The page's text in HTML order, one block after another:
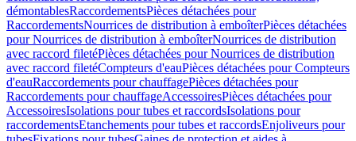
démontablesRaccordementsPièces détachées pour
RaccordementsNourrices de distribution à emboîterPièces détachées
pour Nourrices de distribution à emboîterNourrices de distribution
avec raccord filetéPièces détachées pour Nourrices de distribution
avec raccord filetéCompteurs d'eauPièces détachées pour Compteurs
d'eauRaccordements pour chauffagePièces détachées pour
Raccordements pour chauffageAccessoiresPièces détachées pour
AccessoiresIsolations pour tubes et raccordsIsolations pour
raccordementsEtanchements pour tubes et raccordsEnjoliveurs pour